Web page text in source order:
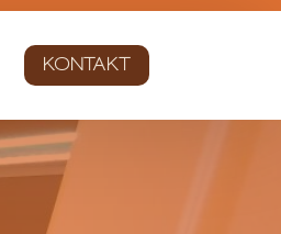
KONTAKT